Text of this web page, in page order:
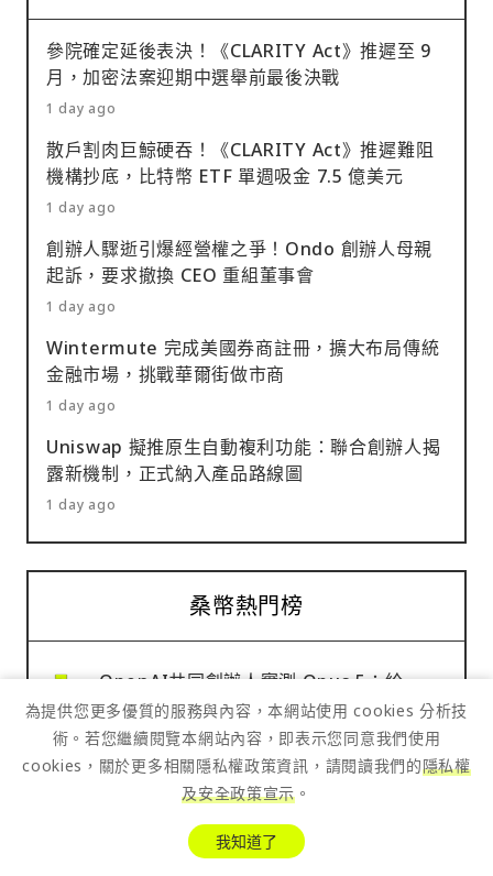
參院確定延後表決！《CLARITY Act》推遲至 9
月，加密法案迎期中選舉前最後決戰
1 day ago
散戶割肉巨鯨硬吞！《CLARITY Act》推遲難阻
機構抄底，比特幣 ETF 單週吸金 7.5 億美元
1 day ago
創辦人驟逝引爆經營權之爭！Ondo 創辦人母親
起訴，要求撤換 CEO 重組董事會
1 day ago
Wintermute 完成美國券商註冊，擴大布局傳統
金融市場，挑戰華爾街做市商
1 day ago
Uniswap 擬推原生自動複利功能：聯合創辦人揭
露新機制，正式納入產品路線圖
1 day ago
桑幣熱門榜
OpenAI共同創辦人實測 Opus 5：給一
段《魔戒》文字，AI 花 2 小時打造 3D 世
界
巴菲特談波克夏最新布局：主導買進
Alphabet 挺 AI、仍看好蘋果長期價值
為提供您更多優質的服務與內容，本網站使用 cookies 分析技
術。若您繼續閱覽本網站內容，即表示您同意我們使用
cookies，關於更多相關隱私權政策資訊，請閱讀我們的隱私權
及安全政策宣示 。
我知道了